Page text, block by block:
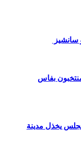
سانشيز
بفاس
يخذل مدينة